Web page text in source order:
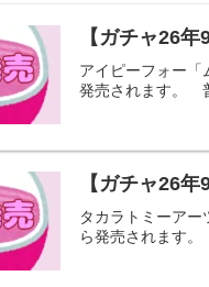
【ガチャ26
アイピーフォー
発売されます。
【ガチャ26
タカラトミーア
ら発売されます